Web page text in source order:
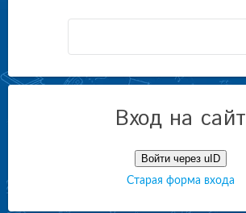
Вход на сайт
Войти через uID
Старая форма входа